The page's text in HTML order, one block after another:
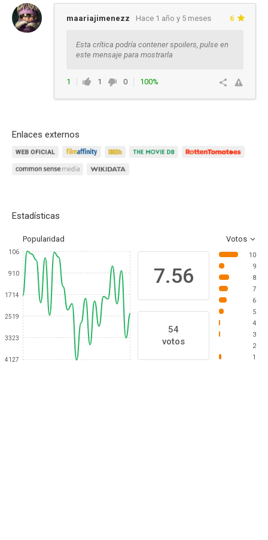
maariajimenezz Hace 1 año y 5 meses 6
Esta crítica podría contener spoilers, pulse en
este mensaje para mostrarla
1 1 0
100%
Enlaces externos
Estadísticas
Popularidad Votos
106
910
1714
2519
3323
4127
7.56
54
votos
10
9
8
7
6
5
4
3
2
1